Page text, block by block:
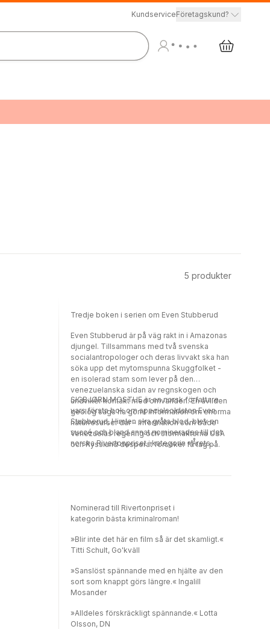
KundserviceFöretagskund?
5 produkter
Tredje boken i serien om Even Stubberud
Even Stubberud är på väg rakt in i Amazonas
djungel. Tillsammans med två svenska
socialantropologer och deras livvakt ska han
söka upp det mytomspunna Skuggfolket -
en isolerad stam som lever på den
venezuelanska sidan av regnskogen och
undviker kontakt med omvärlden. En avliden
geolog sägs ha gömt information om enorma
naturresurser där - information som både
Venezuelas regering och stormakterna USA
och Ryssland desperat försöker få tag på.
Ryssland. Norska myndigheter har förhandlat
oppositionsledaren Andrés Palomo. Men
ryssarnas budskap är tydligt: håll er borta från
för att situationen eskalerar till ett fullskaligt
krig mellan stormakterna. Palomo kan vara
Avtalets undertecknande närmar sig. Even
inser att Palomo svävar i livsfara - och den
enda som kan skydda honom från
Gabriel Setterborg och Elisabet Setterborg.
SIGBJØRN MOSTUE är en norsk författare
vars första bok om specialsoldaten Even
Stubberud, Himlen ska gråta blod, blev en
succé och bland annat nominerades till det
norska Rivertonpriset i kategorin »Årets
filmatiseras. Skuggfolket är den tredje boken
Nominerad till Rivertonpriset i
kategorin bästa kriminalroman!
»Blir inte det här en film så är det skamligt.«
Titti Schult, Go'kväll
»Sanslöst spännande med en hjälte av den
sort som knappt görs längre.« Ingalill
Mosander
»Alldeles förskräckligt spännande.« Lotta
Olsson, DN